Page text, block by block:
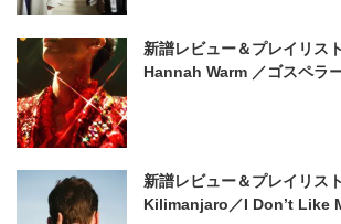
新譜レビュー＆プレイリス
Hannah Warm ／ゴスペラ
新譜レビュー＆プレイリス
Kilimanjaro／I Don’t Like